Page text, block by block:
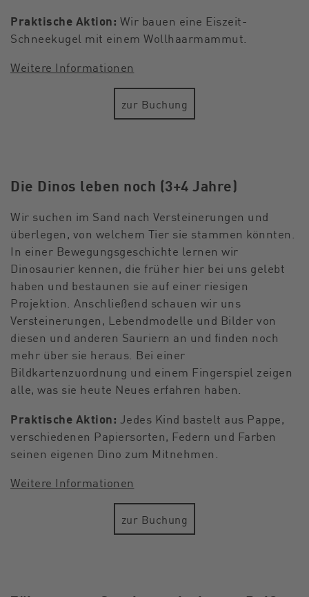
Praktische Aktion: Wir bauen eine Eiszeit-
Schneekugel mit einem Wollhaarmammut.
Weitere Informationen
zur Buchung
Die Dinos leben noch (3+4 Jahre)
Wir suchen im Sand nach Versteinerungen und
überlegen, von welchem Tier sie stammen könnten.
In einer Bewegungsgeschichte lernen wir
Dinosaurier kennen, die früher hier bei uns gelebt
haben und bestaunen sie auf einer riesigen
Projektion. Anschließend schauen wir uns
Versteinerungen, Lebendmodelle und Bilder von
diesen und anderen Sauriern an und finden noch
mehr über sie heraus. Bei einer
Bildkartenzuordnung und einem Fingerspiel zeigen
alle, was sie heute Neues erfahren haben.
Praktische Aktion: Jedes Kind bastelt aus Pappe,
verschiedenen Papiersorten, Federn und Farben
seinen eigenen Dino zum Mitnehmen.
Weitere Informationen
zur Buchung